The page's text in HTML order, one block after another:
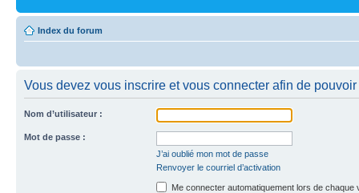
Index du forum
Vous devez vous inscrire et vous connecter afin de
Nom d’utilisateur :
Mot de passe :
J’ai oublié mon mot de passe
Renvoyer le courriel d’activation
Me connecter automatiquement lors de chaque